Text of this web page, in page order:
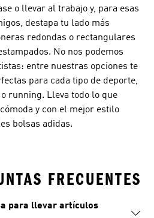
o llevar al trabajo y, para esas
destapa tu lado más
redondas o rectangulares
No nos podemos
entre nuestras opciones te
para cada tipo de deporte,
running. Lleva todo lo que
y con el mejor estilo
bolsas adidas.
FRECUENTES
para llevar artículos